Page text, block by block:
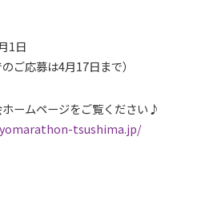
1日
ご応募は4月17日まで）
ームページをご覧ください♪
tsushima.jp/